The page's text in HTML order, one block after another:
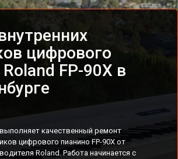
цифрового
FP-90X в
качественный ремонт
цифрового пианино FP-90X от
Roland. Работа начинается с